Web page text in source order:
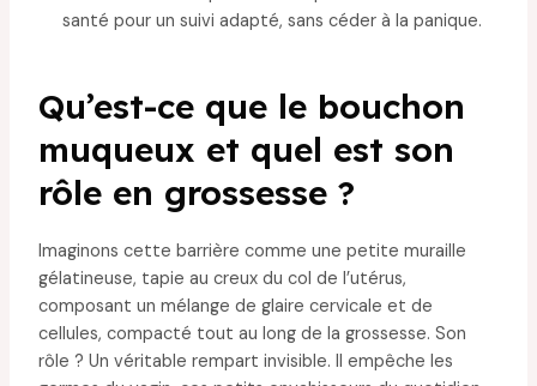
santé pour un suivi adapté, sans céder à la panique.
Qu’est-ce que le bouchon
muqueux et quel est son
rôle en grossesse ?
Imaginons cette barrière comme une petite muraille
gélatineuse, tapie au creux du col de l’utérus,
composant un mélange de glaire cervicale et de
cellules, compacté tout au long de la grossesse. Son
rôle ? Un véritable rempart invisible. Il empêche les